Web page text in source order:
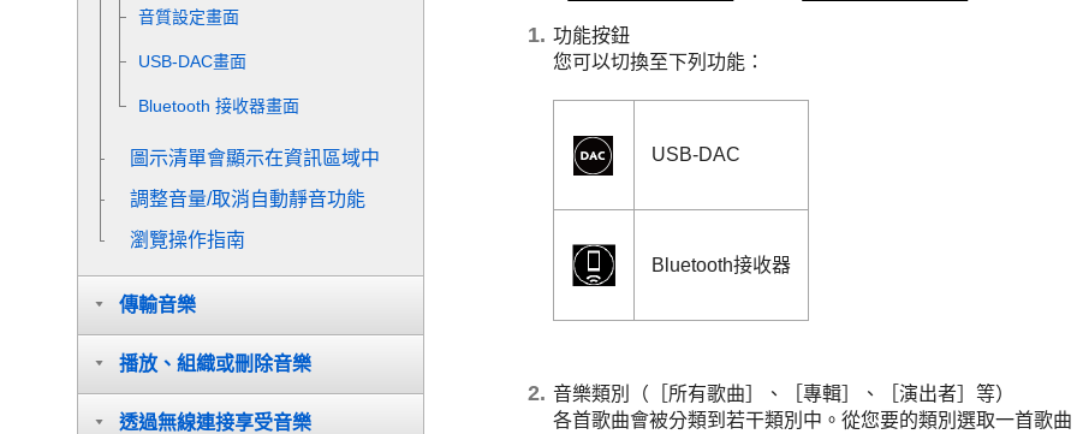
功能按鈕
您可以切換至下列功能：
USB-DAC
Bluetooth接收器
音樂類別（［所有歌曲］、［專輯］、［演出者］等）
各首歌曲會被分類到若干類別中。從您要的類別選取一首歌曲
音質設定畫面
USB-DAC畫面
Bluetooth 接收器畫面
圖示清單會顯示在資訊區域中
調整音量/取消自動靜音功能
瀏覽操作指南
傳輸音樂
播放、組織或刪除音樂
透過無線連接享受音樂